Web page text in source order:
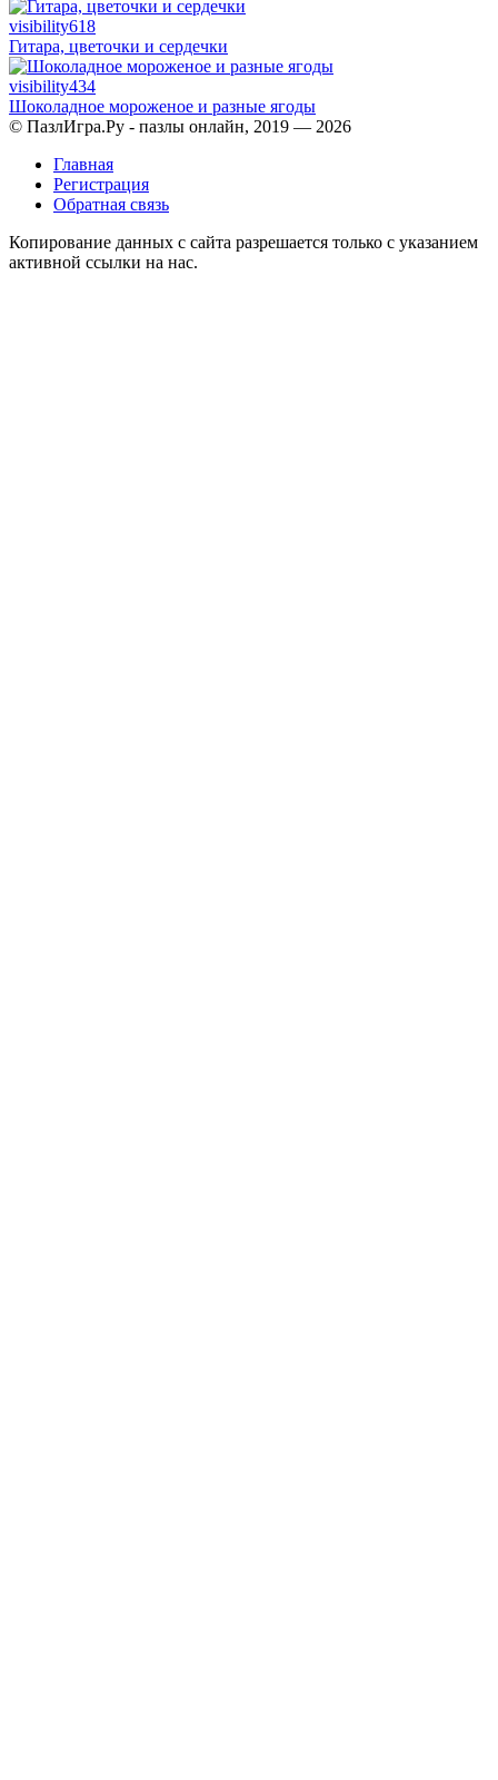
visibility618
Гитара, цветочки и сердечки
visibility434
Шоколадное мороженое и разные ягоды
© ПазлИгра.Ру - пазлы онлайн, 2019 — 2026
Главная
Регистрация
Обратная связь
Копирование данных с сайта разрешается только с указанием
активной ссылки на нас.